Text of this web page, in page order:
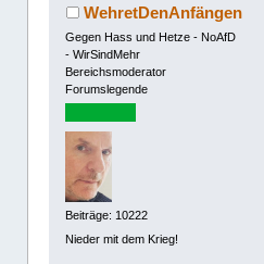
WehretDenAnfängen
Gegen Hass und Hetze - NoAfD
- WirSindMehr
Bereichsmoderator
Forumslegende
Beiträge: 10222
Nieder mit dem Krieg!